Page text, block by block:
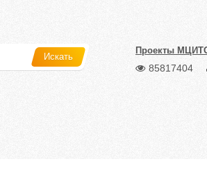
Искать
Проекты
85817404